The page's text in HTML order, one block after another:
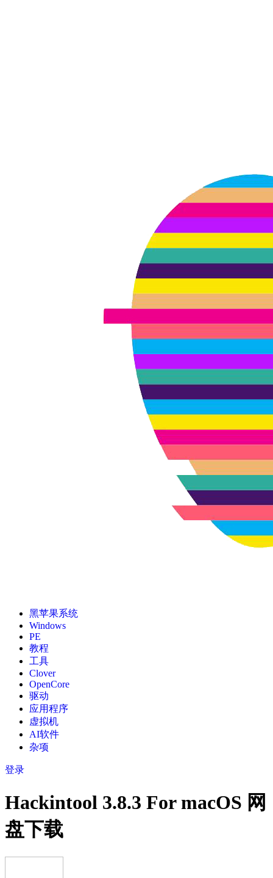
黑苹果系统
Windows
PE
教程
工具
Clover
OpenCore
驱动
应用程序
虚拟机
AI软件
杂项
登录
Hackintool 3.8.3 For macOS 网
盘下载